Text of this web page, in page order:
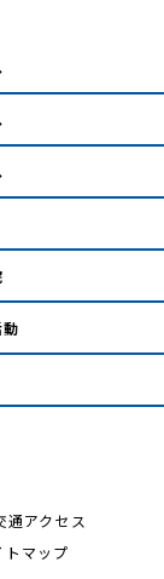
通アクセス
トマップ